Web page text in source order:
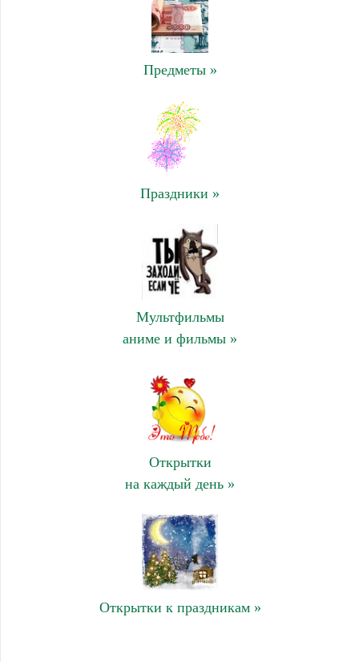
Предметы »
Праздники »
Мультфильмы
аниме и фильмы »
Открытки
на каждый день »
Открытки к праздникам »